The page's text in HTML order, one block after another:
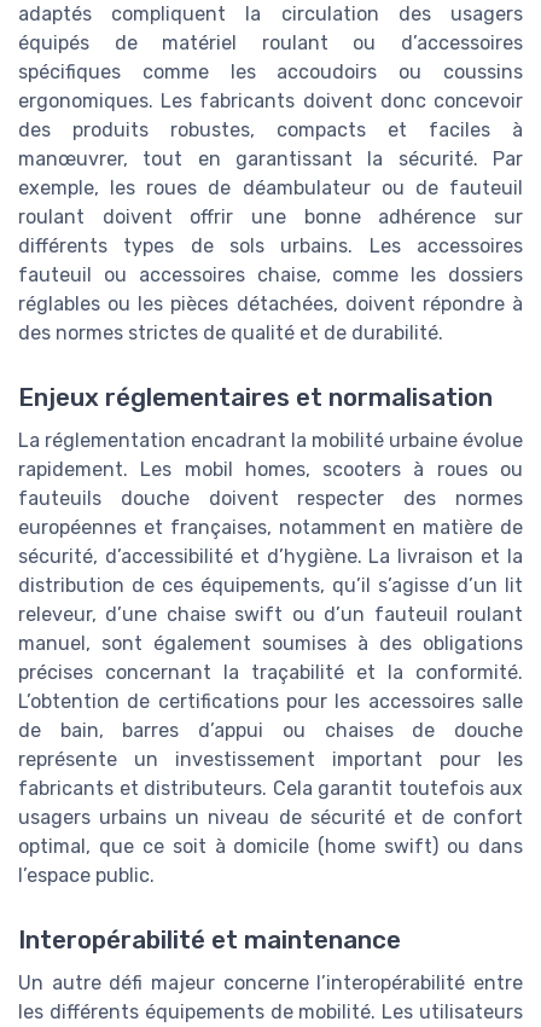
adaptés compliquent la circulation des usagers
équipés de matériel roulant ou d’accessoires
spécifiques comme les accoudoirs ou coussins
ergonomiques. Les fabricants doivent donc concevoir
des produits robustes, compacts et faciles à
manœuvrer, tout en garantissant la sécurité. Par
exemple, les roues de déambulateur ou de fauteuil
roulant doivent offrir une bonne adhérence sur
différents types de sols urbains. Les accessoires
fauteuil ou accessoires chaise, comme les dossiers
réglables ou les pièces détachées, doivent répondre à
des normes strictes de qualité et de durabilité.
Enjeux réglementaires et normalisation
La réglementation encadrant la mobilité urbaine évolue
rapidement. Les mobil homes, scooters à roues ou
fauteuils douche doivent respecter des normes
européennes et françaises, notamment en matière de
sécurité, d’accessibilité et d’hygiène. La livraison et la
distribution de ces équipements, qu’il s’agisse d’un lit
releveur, d’une chaise swift ou d’un fauteuil roulant
manuel, sont également soumises à des obligations
précises concernant la traçabilité et la conformité.
L’obtention de certifications pour les accessoires salle
de bain, barres d’appui ou chaises de douche
représente un investissement important pour les
fabricants et distributeurs. Cela garantit toutefois aux
usagers urbains un niveau de sécurité et de confort
optimal, que ce soit à domicile (home swift) ou dans
l’espace public.
Interopérabilité et maintenance
Un autre défi majeur concerne l’interopérabilité entre
les différents équipements de mobilité. Les utilisateurs